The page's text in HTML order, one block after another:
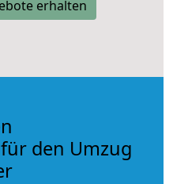
erhalten
den Umzug